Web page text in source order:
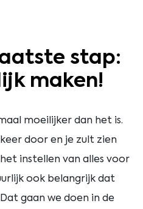
stap:
maken!
moeilijker dan het is.
door en je zult zien
instellen van alles voor
ook belangrijk dat
gaan we doen in de